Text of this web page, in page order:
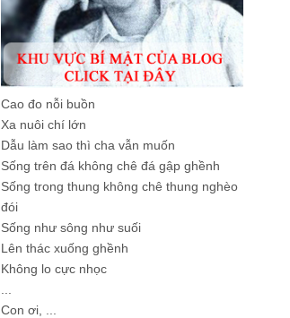
Cao đo nỗi buồn
Xa nuôi chí lớn
Dẫu làm sao thì cha vẫn muốn
Sống trên đá không chê đá gập ghềnh
Sống trong thung không chê thung nghèo
đói
Sống như sông như suối
Lên thác xuống ghềnh
Không lo cực nhọc
Con ơi, ...